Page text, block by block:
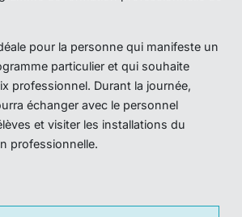
pour la personne qui manifeste un
particulier et qui souhaite
professionnel. Durant la journée,
échanger avec le personnel
et visiter les installations du
professionnelle.